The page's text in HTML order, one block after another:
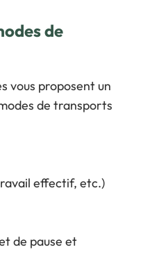
de
vous proposent un
de transports
effectif, etc.)
de pause et